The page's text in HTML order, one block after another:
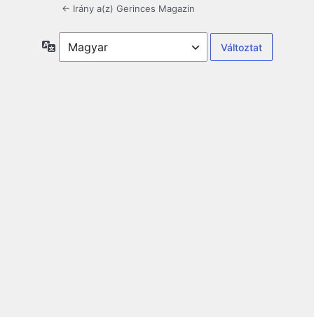
← Irány a(z) Gerinces Magazin
Nyelv